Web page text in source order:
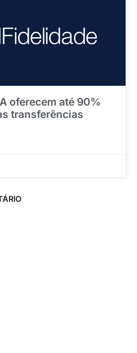
oferecem até 90%
transferências